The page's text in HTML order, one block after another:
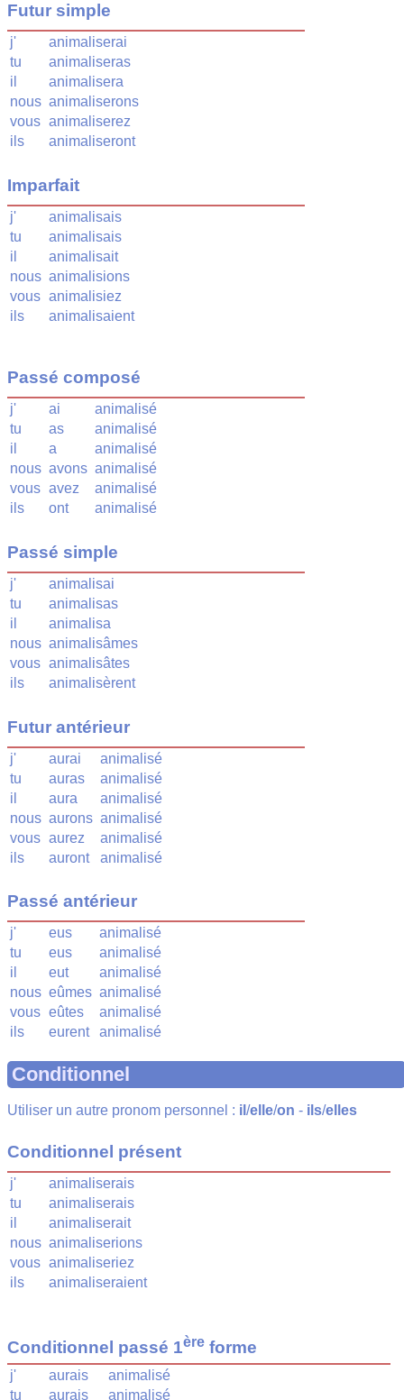
Futur simple
j'
animaliserai
tu
animaliseras
il
animalisera
nous animaliserons
vous animaliserez
ils
animaliseront
Imparfait
j'
animalisais
tu
animalisais
il
animalisait
nous animalisions
vous animalisiez
ils
animalisaient
Passé composé
j' ai
animalisé
tu
as
animalisé
il
a
animalisé
nous avons animalisé
vous avez
animalisé
ils
ont animalisé
Passé simple
j'
animalisai
tu
animalisas
il
animalisa
nous animalisâmes
vous animalisâtes
ils
animalisèrent
Futur antérieur
j' aurai
animalisé
tu
auras
animalisé
il
aura
animalisé
nous aurons animalisé
vous aurez
animalisé
ils
auront animalisé
Passé antérieur
j' eus
animalisé
tu
eus
animalisé
il
eut
animalisé
nous eûmes animalisé
vous eûtes
animalisé
ils
eurent animalisé
Conditionnel
Utiliser un autre pronom personnel : il /elle/on - ils/elles
Conditionnel présent
j'
animaliserais
tu
animaliserais
il
animaliserait
nous animaliserions
vous animaliseriez
ils
animaliseraient
Conditionnel passé 1ère forme
j' aurais
animalisé
tu
aurais animalisé